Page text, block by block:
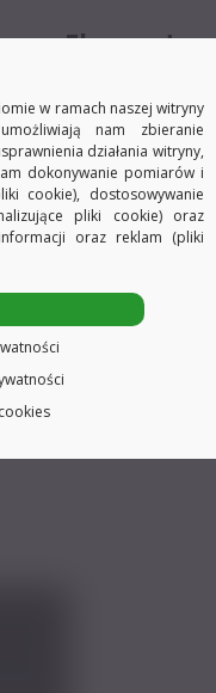
osłon
osłony
specjalnie do
zaprojektowanego
maskuje
możemy
żabką jak i z
w ramach naszej witryny
nam zbieranie
działania witryny,
dokonywanie pomiarów i
cookie), dostosowywanie
pliki cookie) oraz
oraz reklam (pliki